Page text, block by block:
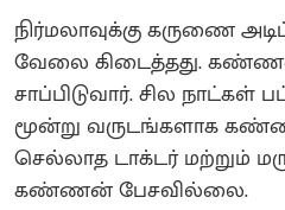
நிர்மலாவுக்கு கருணை
வேலை கிடைத்தது.
சாப்பிடுவார். சில நாட்கள்
மூன்று வருடங்களாக
செல்லாத டாக்டர் மற்றும்
கண்ணன் பேசவில்லை.